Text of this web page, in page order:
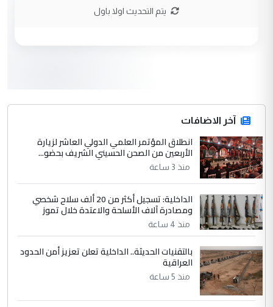
نتشرف بلقاء السيد احمد الصافي في العتبات
التعليق : قرار مستعجل جدا ولامصلحة فيه
للوزاره ولا للمواطن القرار الصائب يكون بعد
الاستماع للمدير ومغرفة ...
الموضوع :
وزير الصحة يعفي مدير مستشفى الكرخ
العام في بغداد
4 سردار
التعليق : واحد من عصابة علي ماما يسقط
جنسية الرافد الثالث للعراق ومن اصول عريقة
ابا فرات ...
الموضوع :
الجواهري يرد على صدام حسين سل
مضجعيك يابن الزنا (نص كامل)
يتم التحديث اولا باول
آخر الاضافات
انطلاق المؤتمر العلمي الدولي العاشر لزيارة
الأربعين من الصحن الحسيني الشريف بحضو...
منذ 3 ساعة
الداخلية: تسجيل أكثر من 20 ألف سلاح شخصي
ومصادرة آلاف الأسلحة والاعتدة خلال تموز
منذ 4 ساعة
بالتقنيات الحديثة.. الداخلية تعلن تعزيز أمن الحدود
العراقية
منذ 5 ساعة